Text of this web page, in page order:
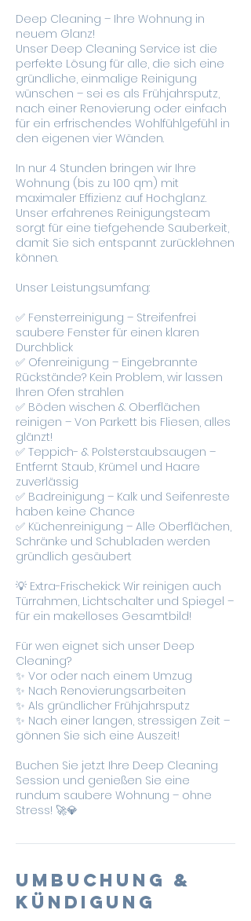
Deep Cleaning – Ihre Wohnung in
neuem Glanz!
Unser Deep Cleaning Service ist die
perfekte Lösung für alle, die sich eine
gründliche, einmalige Reinigung
wünschen – sei es als Frühjahrsputz,
nach einer Renovierung oder einfach
für ein erfrischendes Wohlfühlgefühl in
den eigenen vier Wänden.
In nur 4 Stunden bringen wir Ihre
Wohnung (bis zu 100 qm) mit
maximaler Effizienz auf Hochglanz.
Unser erfahrenes Reinigungsteam
sorgt für eine tiefgehende Sauberkeit,
damit Sie sich entspannt zurücklehnen
können.
Unser Leistungsumfang:
✅ Fensterreinigung – Streifenfrei
saubere Fenster für einen klaren
Durchblick
✅ Ofenreinigung – Eingebrannte
Rückstände? Kein Problem, wir lassen
Ihren Ofen strahlen
✅ Böden wischen & Oberflächen
reinigen – Von Parkett bis Fliesen, alles
glänzt!
✅ Teppich- & Polsterstaubsaugen –
Entfernt Staub, Krümel und Haare
zuverlässig
✅ Badreinigung – Kalk und Seifenreste
haben keine Chance
✅ Küchenreinigung – Alle Oberflächen,
Schränke und Schubladen werden
gründlich gesäubert
💡 Extra-Frischekick: Wir reinigen auch
Türrahmen, Lichtschalter und Spiegel –
für ein makelloses Gesamtbild!
Für wen eignet sich unser Deep
Cleaning?
✨ Vor oder nach einem Umzug
✨ Nach Renovierungsarbeiten
✨ Als gründlicher Frühjahrsputz
✨ Nach einer langen, stressigen Zeit –
gönnen Sie sich eine Auszeit!
Buchen Sie jetzt Ihre Deep Cleaning
Session und genießen Sie eine
rundum saubere Wohnung – ohne
Stress! 🚀💎
Umbuchung &
Kündigung